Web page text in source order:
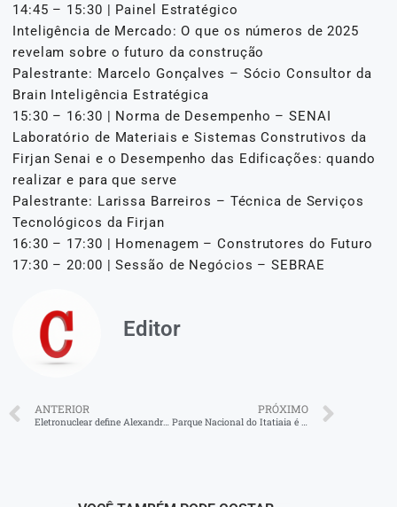
14:45 – 15:30 | Painel Estratégico
Inteligência de Mercado: O que os números de 2025
revelam sobre o futuro da construção
Palestrante: Marcelo Gonçalves – Sócio Consultor da
Brain Inteligência Estratégica
15:30 – 16:30 | Norma de Desempenho – SENAI
Laboratório de Materiais e Sistemas Construtivos da
Firjan Senai e o Desempenho das Edificações: quando
realizar e para que serve
Palestrante: Larissa Barreiros – Técnica de Serviços
Tecnológicos da Firjan
16:30 – 17:30 | Homenagem – Construtores do Futuro
17:30 – 20:00 | Sessão de Negócios – SEBRAE
Editor
ANTERIOR
Eletronuclear define Alexandre Caporal como presidente interino
PRÓXIMO
Parque Nacional do Itatiaia é finalista em prêmio ‘natureza sem barreiras’